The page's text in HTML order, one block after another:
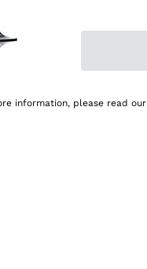
information, please read our